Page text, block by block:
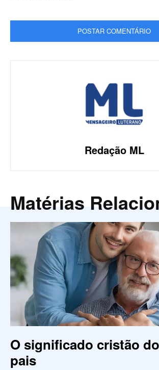
Redação ML
Matérias
O significado cristão
pais